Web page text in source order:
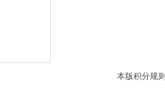
本版积分规则